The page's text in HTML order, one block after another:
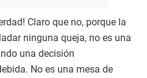
Claro que no, porque la
ninguna queja, no es una
una decisión
No es una mesa de